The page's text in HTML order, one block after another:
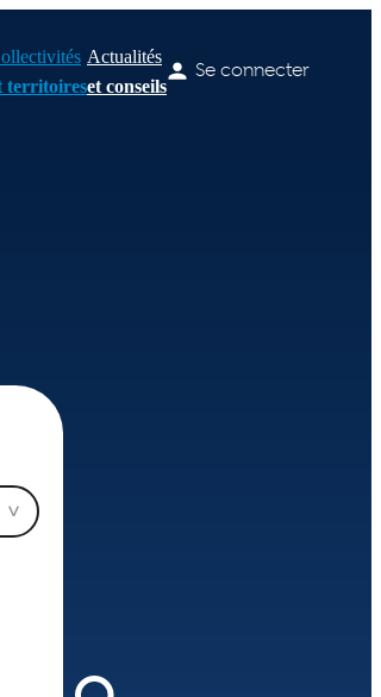
territoires
Actualités
et conseils
Se connecter